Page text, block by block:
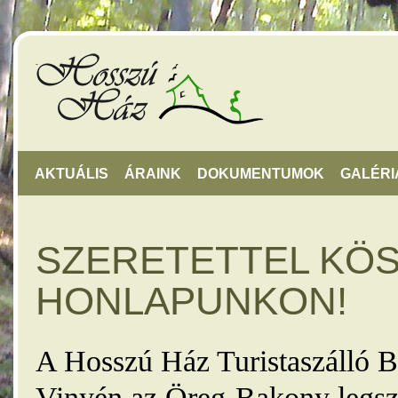
AKTUÁLIS ÁRAINK DOKUMENTUMOK
SZERETETTEL
HONLAPUNKON!
A Hosszú Ház Turistaszálló